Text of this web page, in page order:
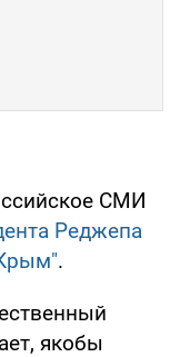
СМИ
Реджепа
.
якобы